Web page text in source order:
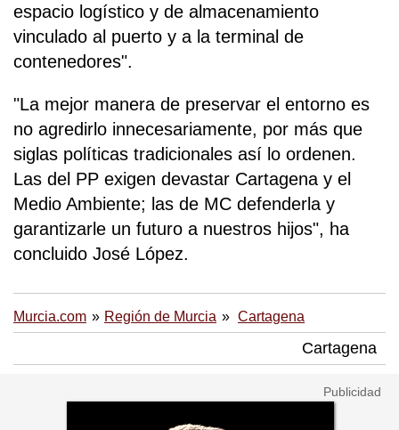
espacio logístico y de almacenamiento
vinculado al puerto y a la terminal de
contenedores".
"La mejor manera de preservar el entorno es
no agredirlo innecesariamente, por más que
siglas políticas tradicionales así lo ordenen.
Las del PP exigen devastar Cartagena y el
Medio Ambiente; las de MC defenderla y
garantizarle un futuro a nuestros hijos", ha
concluido José López.
Murcia.com Región de Murcia Cartagena
Cartagena